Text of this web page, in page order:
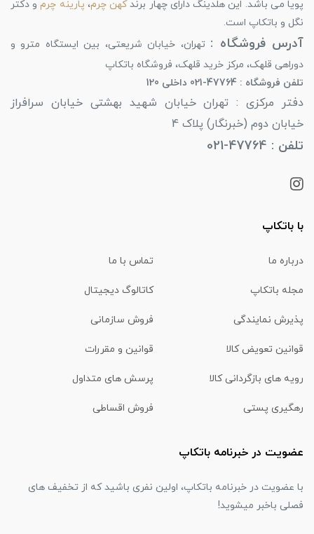
پویا می باشد. این هلدینگ دارای چهار برندکهن چرم، پارینه چرمو دکتر
نگل و باتکاپ است.
آدرس فروشگاه : تهران، خیابان شریعتی، بین ایستگاه مترو و
دوراهی قلهک، مرکز خرید قلهک، فروشگاه باتکاپ
تلفن فروشگاه : 47764-021 داخلی 120
دفتر مرکزی : تهران خیابان شهید بهشتی خیابان سرافراز
خیابان دوم (خبرنگار) پلاک 4
تلفن : 47764-021
با باتکاپ
درباره ما تماس با ما
مجله باتکاپ کاتالوگ دیجیتال
پذیرش نمایندگی فروش سازمانی
قوانین تعویض کالا قوانین و مقررات
رویه های بازگردانی کالا پرسش های متداول
رهگیری پستی فروش اقساطی
عضویت در خبرنامه باتکاپ
با عضویت در خبرنامه باتکاپ، اولین نفری باشید که از تخفیف های
فصلی باخبر میشوید!